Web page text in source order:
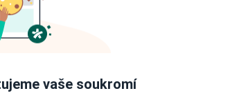
nejsou k dispozici
informace o svých službách.
vaše soukromí